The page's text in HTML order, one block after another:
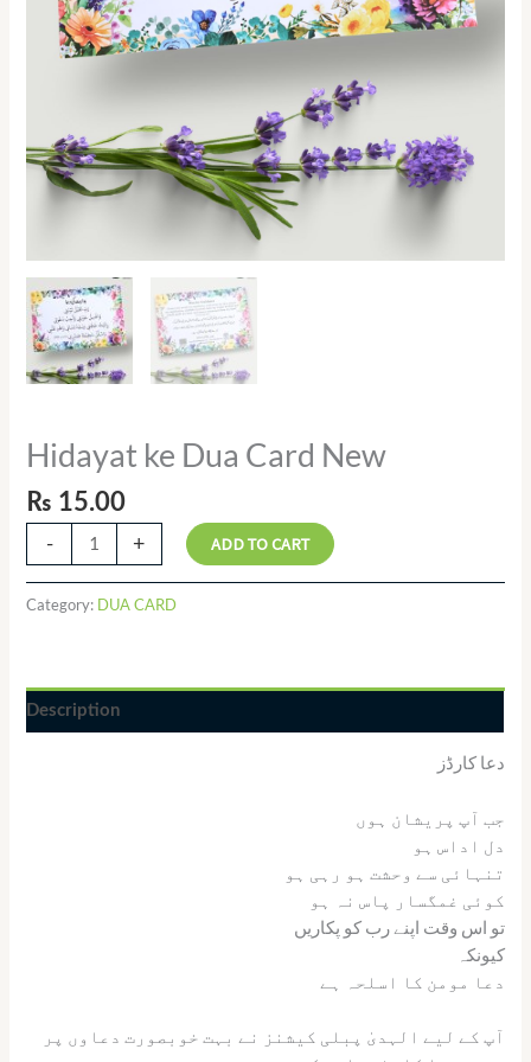
Hidayat ke Dua Card New
₨ 15.00
-
+ ADD TO CART
Category: DUA CARD
Description
دعا کارڈز
جب آپ پریشان ہوں
دل اداس ہو
تنہائی سے وحشت ہو رہی ہو
کوئی غمگسار پاس نہ ہو
تو اس وقت اپنے رب کو پکاریں
کیونکہ
دعا مومن کا اسلحہ ہے
آپ کے لیے الہدیٰ پبلی کیشنز نے بہت خوبصورت دعاوں پر